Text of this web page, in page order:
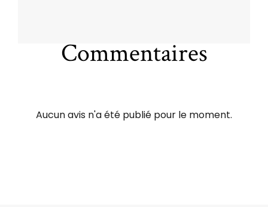
Commentaires
Aucun avis n'a été publié pour le moment.